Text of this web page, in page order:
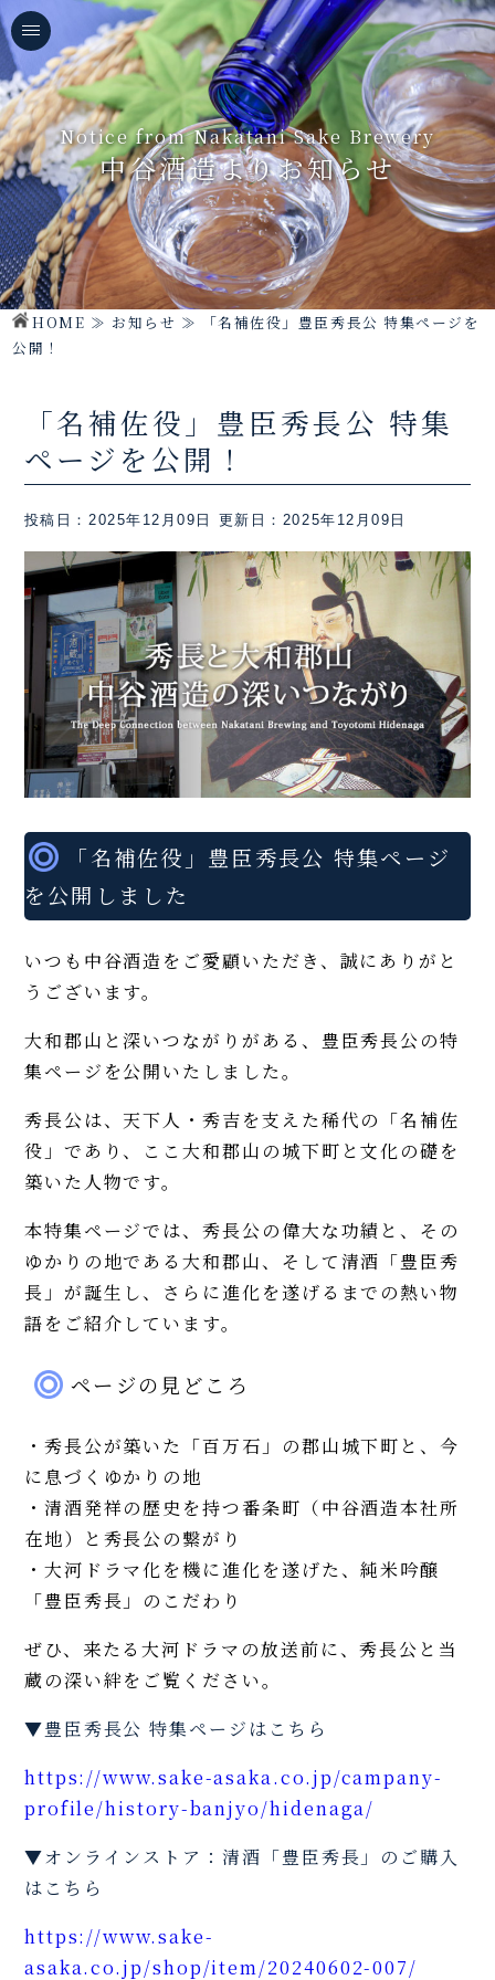
Notice from Nakatani Sake Brewery
中谷酒造よりお知らせ
HOME ≫ お知らせ ≫
「名補佐役」豊臣秀長公 特集ページを
公開！
「名補佐役」豊臣秀長公 特集
ページを公開！
投稿日：2025年12月09日 更新日：2025年12月09日
「名補佐役」豊臣秀長公 特集ページ
を公開しました
いつも中谷酒造をご愛顧いただき、誠にありがと
うございます。
大和郡山と深いつながりがある、豊臣秀長公の特
集ページを公開いたしました。
秀長公は、天下人・秀吉を支えた稀代の「名補佐
役」であり、ここ大和郡山の城下町と文化の礎を
築いた人物です。
本特集ページでは、秀長公の偉大な功績と、その
ゆかりの地である大和郡山、そして清酒「豊臣秀
長」が誕生し、さらに進化を遂げるまでの熱い物
語をご紹介しています。
ページの見どころ
・秀長公が築いた「百万石」の郡山城下町と、今
に息づくゆかりの地
・清酒発祥の歴史を持つ番条町（中谷酒造本社所
在地）と秀長公の繋がり
・大河ドラマ化を機に進化を遂げた、純米吟醸
「豊臣秀長」のこだわり
ぜひ、来たる大河ドラマの放送前に、秀長公と当
蔵の深い絆をご覧ください。
▼豊臣秀長公 特集ページはこちら
https://www.sake-asaka.co.jp/campany-
profile/history-banjyo/hidenaga/
▼オンラインストア：清酒「豊臣秀長」のご購入
はこちら
https://www.sake-
asaka.co.jp/shop/item/20240602-007/